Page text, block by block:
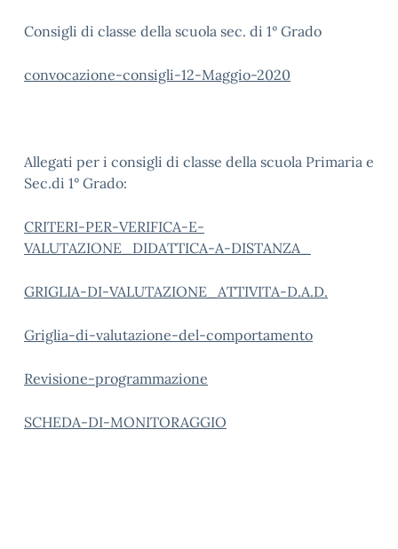
Consigli di classe della scuola sec. di 1° Grado
convocazione-consigli-12-Maggio-2020
Allegati per i consigli di classe della scuola Primaria e
Sec.di 1° Grado:
CRITERI-PER-VERIFICA-E-
VALUTAZIONE_DIDATTICA-A-DISTANZA_
GRIGLIA-DI-VALUTAZIONE_ATTIVITA-D.A.D.
Griglia-di-valutazione-del-comportamento
Revisione-programmazione
SCHEDA-DI-MONITORAGGIO